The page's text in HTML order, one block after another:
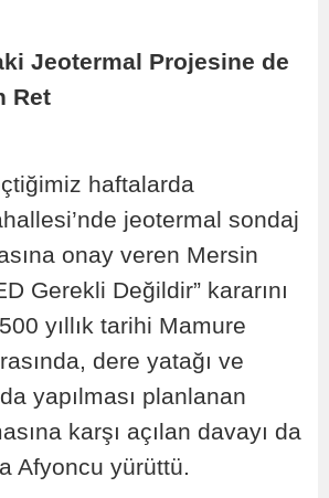
Jeotermal Projesine de
Ret
haftalarda
jeotermal sondaj
onay veren Mersin
Gerekli Değildir” kararını
yıllık tarihi Mamure
dere yatağı ve
yapılması planlanan
karşı açılan davayı da
Afyoncu yürüttü.